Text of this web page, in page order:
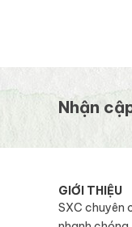
Nhận
GIỚI THIỆU
SXC chuyên